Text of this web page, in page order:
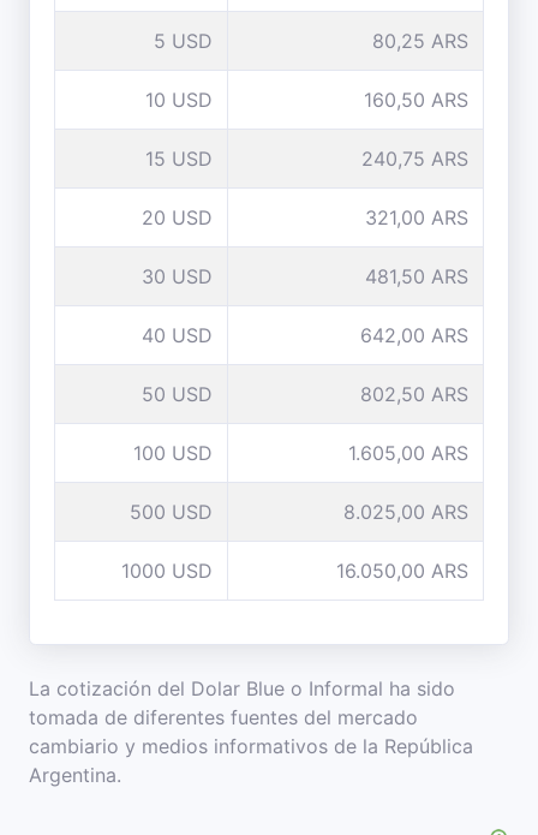
5 USD 80,25 ARS
10 USD 160,50 ARS
15 USD 240,75 ARS
20 USD 321,00 ARS
30 USD 481,50 ARS
40 USD 642,00 ARS
50 USD 802,50 ARS
100 USD 1.605,00 ARS
500 USD 8.025,00 ARS
1000 USD 16.050,00 ARS
La cotización del Dolar Blue o Informal ha sido
tomada de diferentes fuentes del mercado
cambiario y medios informativos de la República
Argentina.